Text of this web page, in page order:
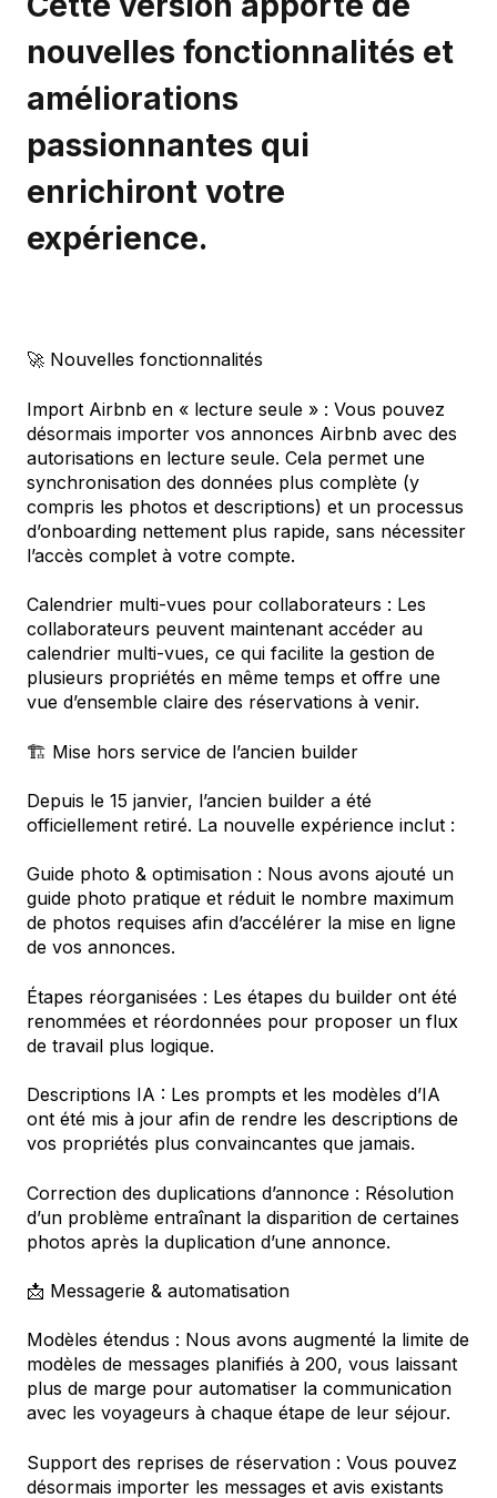
nouvelles fonctionnalités et
améliorations
passionnantes qui
enrichiront votre
expérience.
🚀 Nouvelles fonctionnalités
Import Airbnb en « lecture seule » : Vous pouvez
désormais importer vos annonces Airbnb avec des
autorisations en lecture seule. Cela permet une
synchronisation des données plus complète (y
compris les photos et descriptions) et un processus
d’onboarding nettement plus rapide, sans nécessiter
l’accès complet à votre compte.
Calendrier multi-vues pour collaborateurs : Les
collaborateurs peuvent maintenant accéder au
calendrier multi-vues, ce qui facilite la gestion de
plusieurs propriétés en même temps et offre une
vue d’ensemble claire des réservations à venir.
🏗️ Mise hors service de l’ancien builder
Depuis le 15 janvier, l’ancien builder a été
officiellement retiré. La nouvelle expérience inclut :
Guide photo & optimisation : Nous avons ajouté un
guide photo pratique et réduit le nombre maximum
de photos requises afin d’accélérer la mise en ligne
de vos annonces.
Étapes réorganisées : Les étapes du builder ont été
renommées et réordonnées pour proposer un flux
de travail plus logique.
Descriptions IA : Les prompts et les modèles d’IA
ont été mis à jour afin de rendre les descriptions de
vos propriétés plus convaincantes que jamais.
Correction des duplications d’annonce : Résolution
d’un problème entraînant la disparition de certaines
photos après la duplication d’une annonce.
📩 Messagerie & automatisation
Modèles étendus : Nous avons augmenté la limite de
modèles de messages planifiés à 200, vous laissant
plus de marge pour automatiser la communication
avec les voyageurs à chaque étape de leur séjour.
Support des reprises de réservation : Vous pouvez
désormais importer les messages et avis existants